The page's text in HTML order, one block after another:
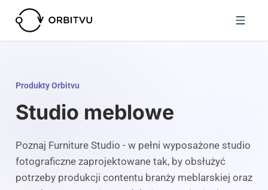
Produkty Orbitvu
Studio meblowe
Poznaj Furniture Studio - w pełni wyposażone studio
fotograficzne zaprojektowane tak, by obsłużyć
potrzeby produkcji contentu branży meblarskiej oraz